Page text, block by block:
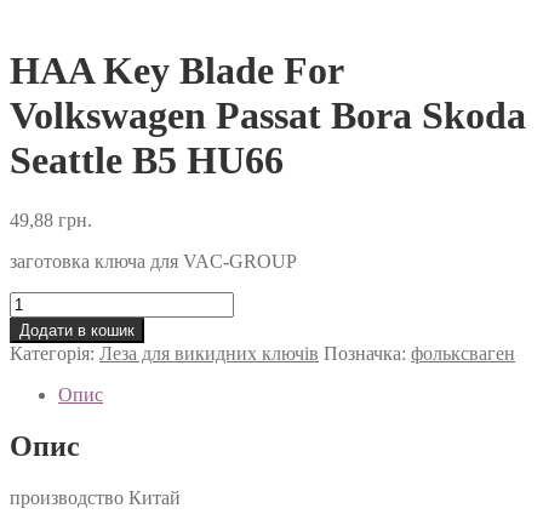
HAA Key Blade For
Volkswagen Passat Bora Skoda
Seattle B5 HU66
49,88 грн.
заготовка ключа для VAC-GROUP
HAA
Key
Blade
For
Volkswagen
Bora
Skoda
B5
Додати в кошик
Категорія: Леза для викидних ключів Позначка: фольксваген
Опис
Опис
производство Китай